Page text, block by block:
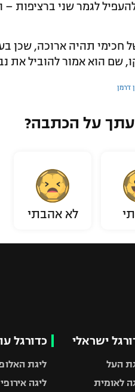
לגמר שני ברציפות
חכימי תהיה ארוכה, שכן
שם הוא אמור להוביל את
ז'רמן
על הכתבה?
לא אהבתי
ישראלי
העל
לאומית
כדורגל
ליגת
ליגה